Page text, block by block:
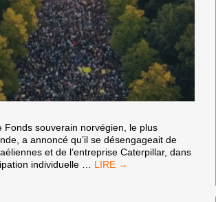
Fonds souverain norvégien, le plus
a annoncé qu’il se désengageait de
et de l’entreprise Caterpillar, dans
individuelle … BDS